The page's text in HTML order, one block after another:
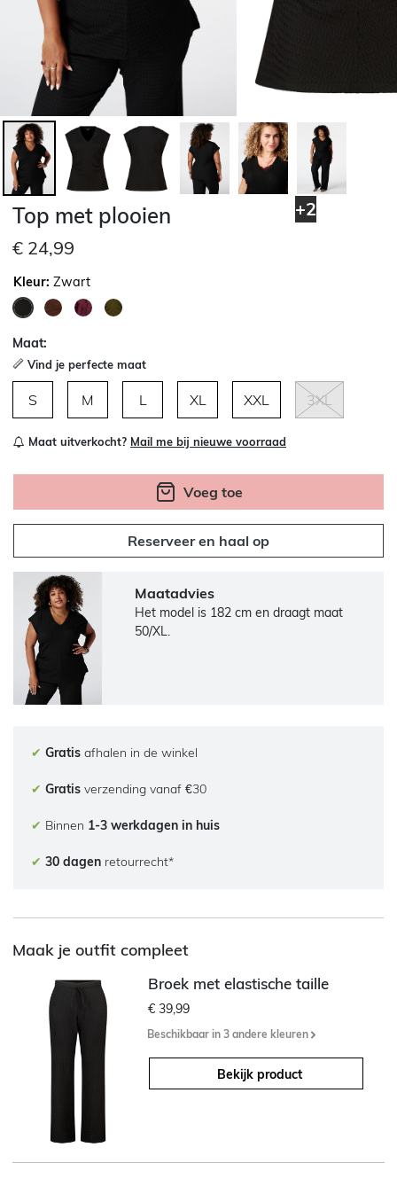
+2
Top met plooien
€ 24,99
Kleur: Zwart
Maat:
Vind je perfecte maat
S M L XL XXL 3XL
Maat uitverkocht? Mail me bij nieuwe voorraad
Voeg toe
Reserveer en haal op
Maatadvies
Het model is 182 cm en draagt maat
50/XL.
✔ Gratis afhalen in de winkel
✔ Gratis verzending vanaf €30
✔ Binnen 1-3 werkdagen in huis
✔ 30 dagen retourrecht*
Maak je outfit compleet
Broek met elastische taille
€ 39,99
Beschikbaar in 3 andere kleuren
Bekijk product